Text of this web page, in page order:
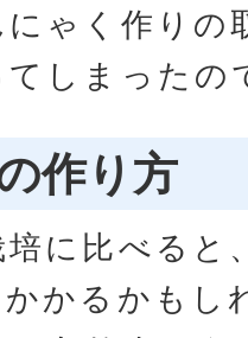
ゃく作りの
しまったの
作り方
に比べると
かるかもし